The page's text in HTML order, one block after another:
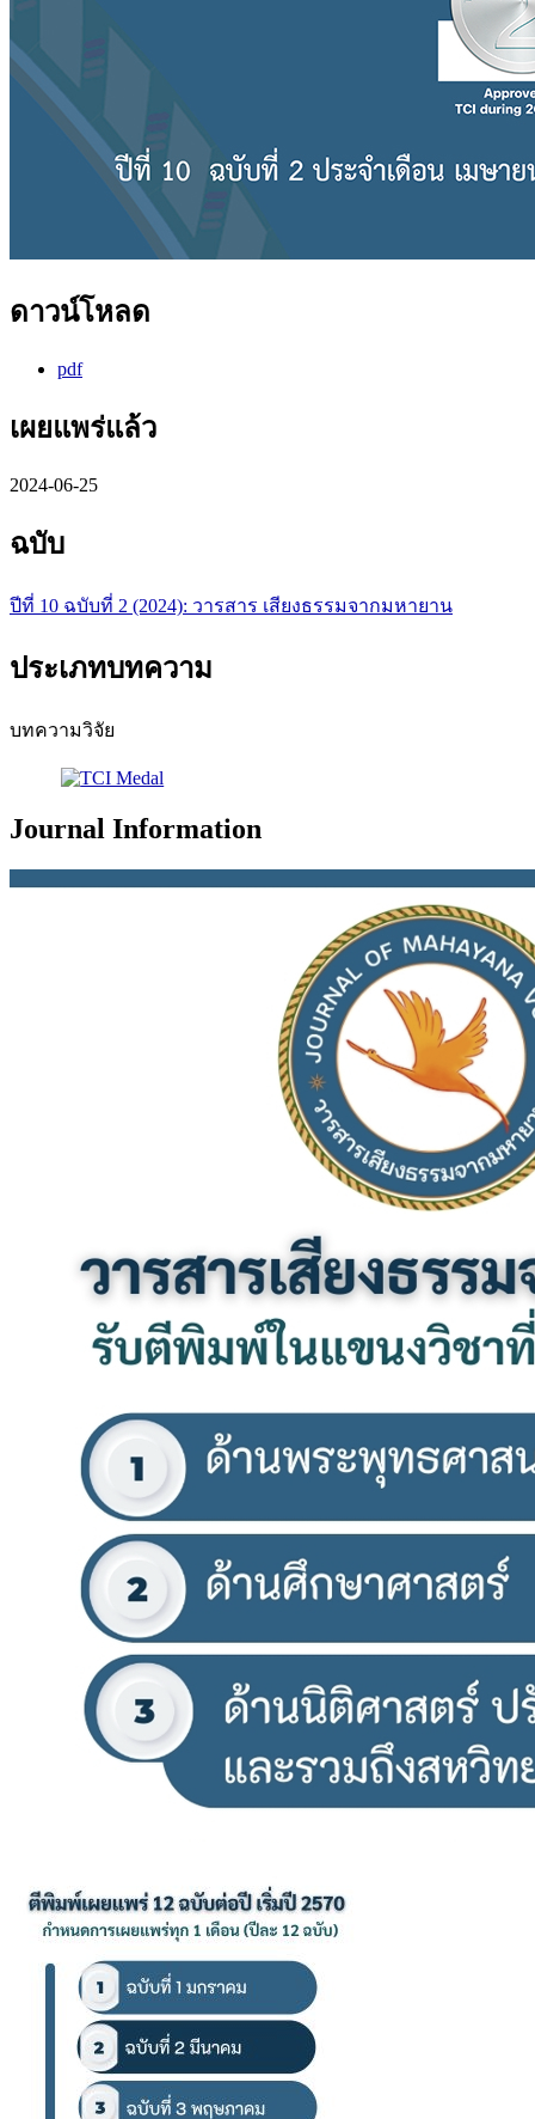
ดาวน์โหลด
pdf
เผยแพร่แล้ว
2024-06-25
ฉบับ
ปีที่ 10 ฉบับที่ 2 (2024): วารสาร เสียงธรรมจากมหายาน
ประเภทบทความ
บทความวิจัย
Journal Information